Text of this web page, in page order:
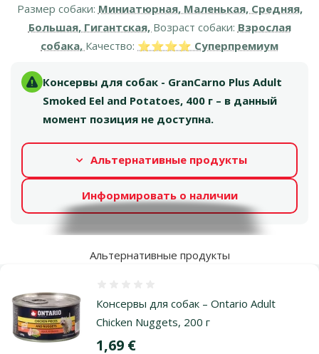
Размер собаки: Миниатюрная, Маленькая, Средняя,
Большая, Гигантская, Возраст собаки: Взрослая
собака, Качество: ⭐⭐⭐⭐ Суперпремиум
Консервы для собак - GranCarno Plus Adult
Smoked Eel and Potatoes, 400 г – в данный
момент позиция не доступна.
Альтернативные продукты
Информировать о наличии
Альтернативные продукты
Консервы для собак – Ontario Adult
Chicken Nuggets, 200 г
Цена
1,69 €